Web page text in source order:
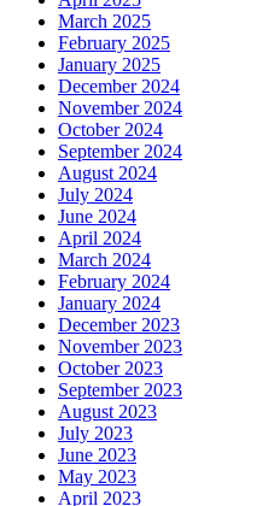
March 2025
February 2025
January 2025
December 2024
November 2024
October 2024
September 2024
August 2024
July 2024
June 2024
April 2024
March 2024
February 2024
January 2024
December 2023
November 2023
October 2023
September 2023
August 2023
July 2023
June 2023
May 2023
April 2023